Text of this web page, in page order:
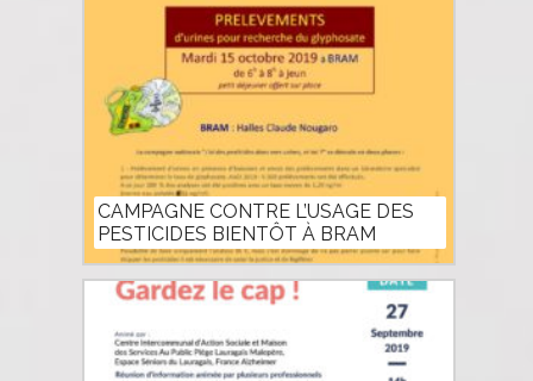
CAMPAGNE CONTRE L’USAGE DES
PESTICIDES BIENTÔT À BRAM